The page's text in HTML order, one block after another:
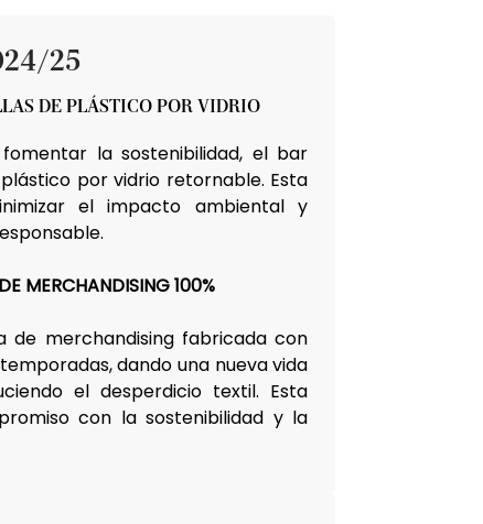
25
DE PLÁSTICO POR VIDRIO
la sostenibilidad, el bar
por vidrio retornable. Esta
el impacto ambiental y
MERCHANDISING 100%
de merchandising fabricada con
dando una nueva vida
el desperdicio textil. Esta
con la sostenibilidad y la